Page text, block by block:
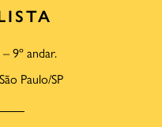
9º andar.
Paulo/SP